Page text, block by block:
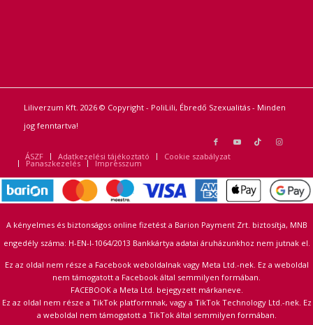
Liliverzum Kft. 2026 © Copyright - PoliLili, Ébredő Szexualitás - Minden
jog fenntartva!
ÁSZF Adatkezelési tájékoztató Cookie szabályzat
Panaszkezelés Impresszum
A kényelmes és biztonságos online fizetést a Barion Payment Zrt. biztosítja, MNB
engedély száma: H-EN-I-1064/2013 Bankkártya adatai áruházunkhoz nem jutnak el.
Ez az oldal nem része a Facebook weboldalnak vagy Meta Ltd.-nek. Ez a weboldal
nem támogatott a Facebook által semmilyen formában.
FACEBOOK a Meta Ltd. bejegyzett márkaneve.
Ez az oldal nem része a TikTok platformnak, vagy a TikTok Technology Ltd.-nek. Ez
a weboldal nem támogatott a TikTok által semmilyen formában.